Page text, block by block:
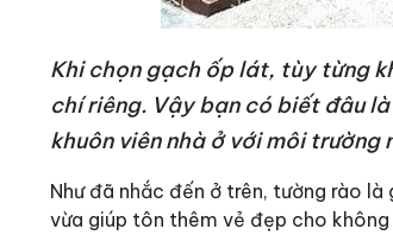
Khi chọn gạch ốp lát, tùy từng
chí riêng. Vậy bạn có biết đâu
khuôn viên nhà ở với môi
Như đã nhắc đến ở trên, tường rào
vừa giúp tôn thêm vẻ đẹp cho